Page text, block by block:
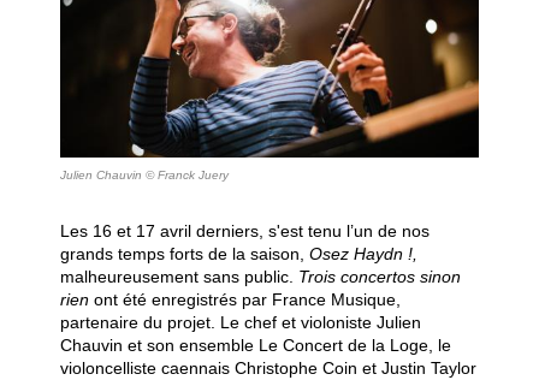
Julien Chauvin © Franck Juery
Les 16 et 17 avril derniers, s'est tenu l’un de nos
grands temps forts de la saison, Osez Haydn !,
malheureusement sans public. Trois concertos sinon
rien ont été enregistrés par France Musique,
partenaire du projet. Le chef et violoniste Julien
Chauvin et son ensemble Le Concert de la Loge, le
violoncelliste caennais Christophe Coin et Justin Taylor